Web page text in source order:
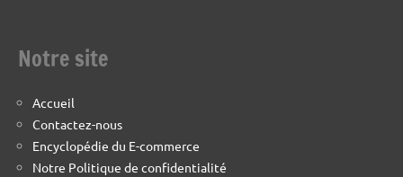
Notre site
Accueil
Contactez-nous
Encyclopédie du E-commerce
Notre Politique de confidentialité